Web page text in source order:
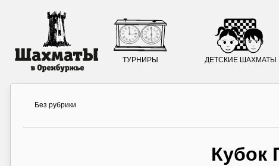
ТУРНИРЫ ДЕТСКИЕ ШАХМАТЫ
Без рубрики
Кубок